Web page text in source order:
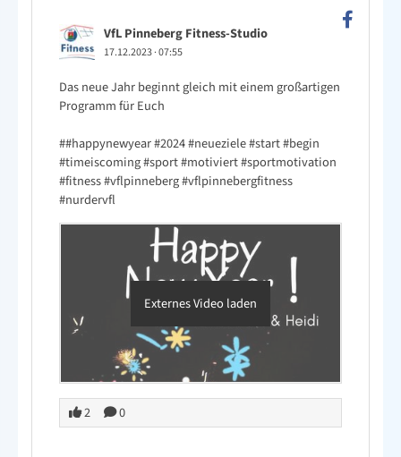
VfL Pinneberg Fitness-Studio
17.12.2023·07:55
Das neue Jahr beginnt gleich mit einem großartigen
Programm für Euch
##happynewyear#2024#neueziele#start#begin
#timeiscoming#sport#motiviert#sportmotivation
#fitness#vflpinneberg#vflpinnebergfitness
#nurdervfl
Externes Video laden
2 0